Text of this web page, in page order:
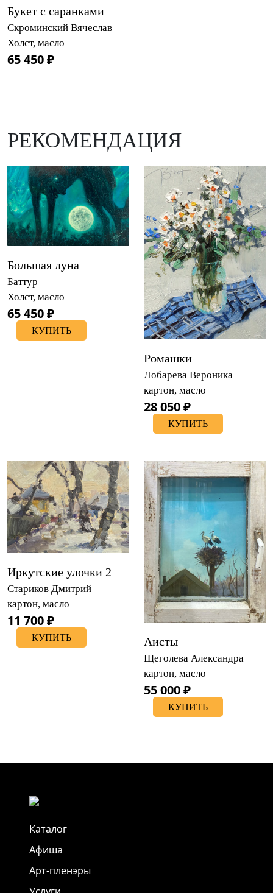
Букет с саранками
Скроминский Вячеслав
Холст, масло
65 450 ₽
РЕКОМЕНДАЦИЯ
Большая луна
Баттур
Холст, масло
65 450 ₽
КУПИТЬ
Ромашки
Лобарева Вероника
картон, масло
28 050 ₽
КУПИТЬ
Иркутские улочки 2
Стариков Дмитрий
картон, масло
11 700 ₽
КУПИТЬ Аисты
Щеголева Александра
картон, масло
55 000 ₽
КУПИТЬ
Каталог
Афиша
Арт-пленэры